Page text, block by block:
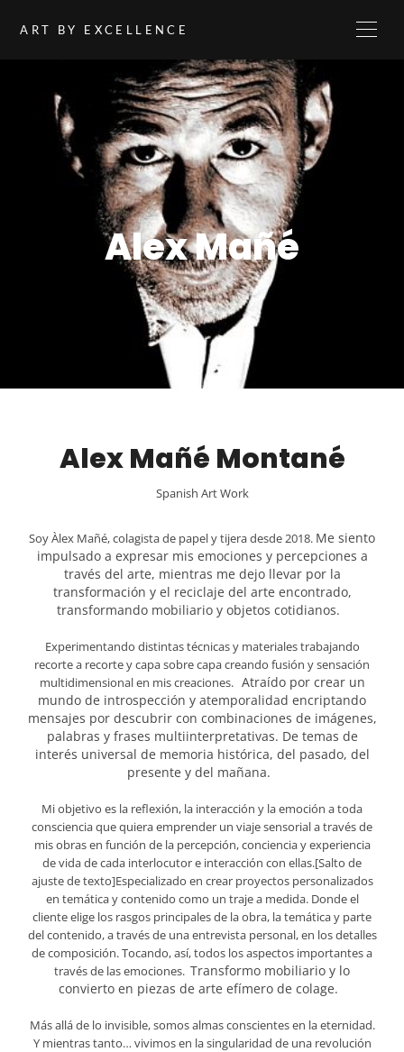
ART BY EXCELLENCE
Alex Mañé
Alex Mañé Montané
Spanish Art Work
SoyÀlex Mañé, colagista de papel y tijera desde 2018. Me siento
impulsado a expresar mis emociones y percepciones a
través del arte, mientras me dejo llevar por la
transformación y el reciclaje del arte encontrado,
transformando mobiliario y objetos cotidianos.
Experimentando distintas técnicas y materiales trabajando
recorte a recorte y capa sobre capa creando fusión y sensación
multidimensional en mis creaciones. Atraído por crear un
mundo de introspección y atemporalidad encriptando
mensajes por descubrir con combinaciones de imágenes,
palabras y frases multiinterpretativas. De temas de
interés universal de memoria histórica, del pasado, del
presente y del mañana.
Mi objetivo es la reflexión, la interacción y la emoción a toda
consciencia que quiera emprender un viaje sensorial a través de
mis obras en función de la percepción, conciencia y experiencia
de vida de cada interlocutor e interacción con ellas.[Salto de
ajuste de texto]Especializado en crear proyectos personalizados
en temática y contenido como un traje a medida. Donde el
cliente elige los rasgos principales de la obra, la temáticay parte
del contenido,a través de una entrevista personal, en los detalles
de composición. Tocando, así, todos los aspectos importantes a
través de las emociones. Transformo mobiliario y lo
convierto en piezas de arte efímero de colage.
Más allá de lo invisible, somos almas conscientes en la eternidad.
Y mientras tanto… vivimos en la singularidad de una revolución